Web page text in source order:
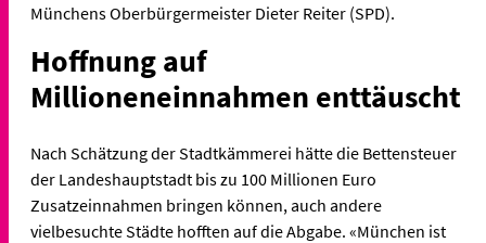
Münchens Oberbürgermeister Dieter Reiter (SPD).
Hoffnung auf
Millioneneinnahmen enttäuscht
Nach Schätzung der Stadtkämmerei hätte die Bettensteuer
der Landeshauptstadt bis zu 100 Millionen Euro
Zusatzeinnahmen bringen können, auch andere
vielbesuchte Städte hofften auf die Abgabe. «München ist